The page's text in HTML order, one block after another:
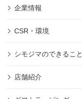
企業情報
CSR・環境
シモジマのできること
店舗紹介